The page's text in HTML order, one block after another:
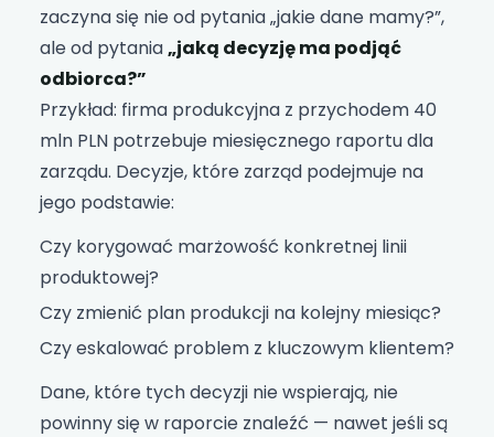
zaczyna się nie od pytania „jakie dane mamy?”,
ale od pytania„jaką decyzję ma podjąć
odbiorca?”
Przykład: firma produkcyjna z przychodem 40
mln PLN potrzebuje miesięcznego raportu dla
zarządu. Decyzje, które zarząd podejmuje na
jego podstawie:
Czy korygować marżowość konkretnej linii
produktowej?
Czy zmienić plan produkcji na kolejny miesiąc?
Czy eskalować problem z kluczowym klientem?
Dane, które tych decyzji nie wspierają, nie
powinny się w raporcie znaleźć — nawet jeśli są